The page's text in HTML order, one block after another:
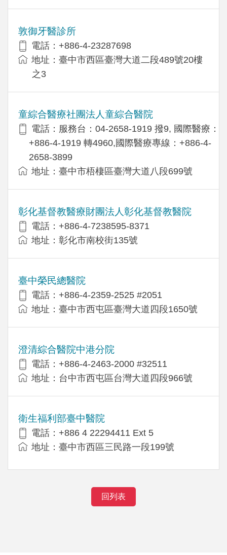
敦御牙醫診所
電話：+886-4-23287698
地址：臺中市西區臺灣大道二段489號20樓
之3
童綜合醫療社團法人童綜合醫院
電話：服務台：04-2658-1919 撥9, 國際醫療：
+886-4-1919 轉4960,國際醫療專線：+886-4-
2658-3899
地址：臺中市梧棲區臺灣大道八段699號
彰化基督教醫療財團法人彰化基督教醫院
電話：+886-4-7238595-8371
地址：彰化市南校街135號
臺中榮民總醫院
電話：+886-4-2359-2525 #2051
地址：臺中市西屯區臺灣大道四段1650號
澄清綜合醫院中港分院
電話：+886-4-2463-2000 #32511
地址：台中市西屯區台灣大道四段966號
衛生福利部臺中醫院
電話：+886 4 22294411 Ext 5
地址：臺中市西區三民路一段199號
回列表